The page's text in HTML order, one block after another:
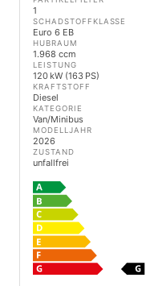
1
SCHADSTOFFKLASSE
Euro 6 EB
HUBRAUM
1.968 ccm
LEISTUNG
120 kW (163 PS)
KRAFTSTOFF
Diesel
KATEGORIE
Van/Minibus
MODELLJAHR
2026
ZUSTAND
unfallfrei